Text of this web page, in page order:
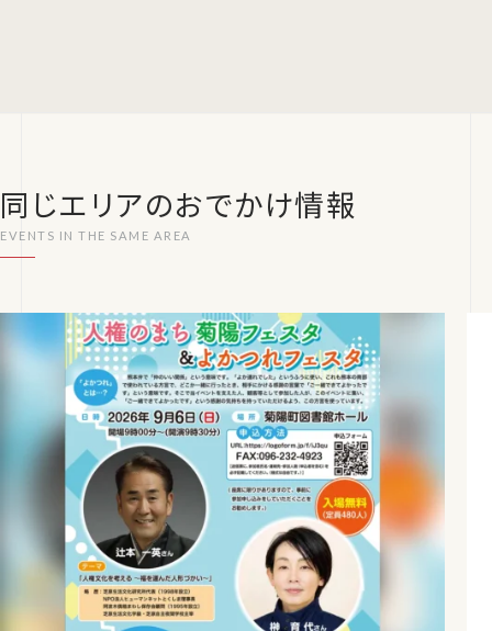
同じエリアのおでかけ情報